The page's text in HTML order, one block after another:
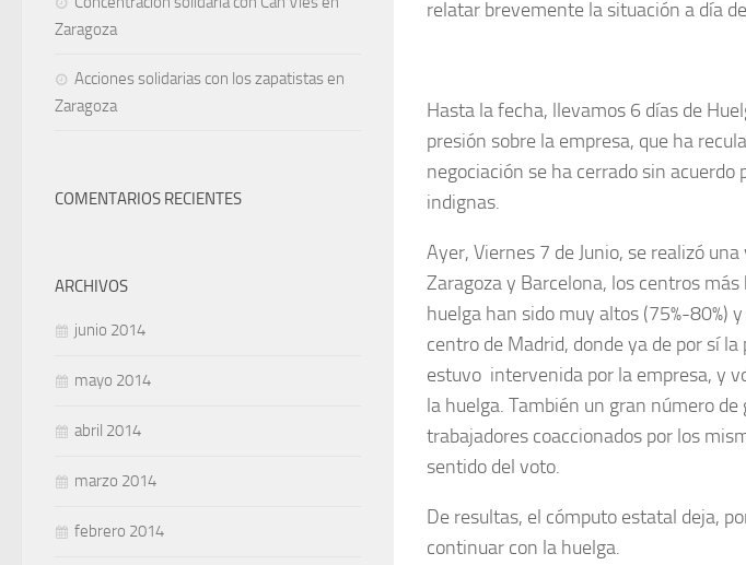
relatar brevemente la situación a día
Hasta la fecha, llevamos 6 días de
presión sobre la empresa, que ha
negociación se ha cerrado sin
indignas.
Ayer, Viernes 7 de Junio, se realizó
Zaragoza y Barcelona, los centros
huelga han sido muy altos (75%-80%)
centro de Madrid, donde ya de por sí
estuvo intervenida por la empresa, y
la huelga. También un gran número
trabajadores coaccionados por los
sentido del voto.
De resultas, el cómputo estatal deja,
continuar con la huelga.
Zaragoza
Acciones solidarias con los zapatistas en
Zaragoza
COMENTARIOS RECIENTES
ARCHIVOS
junio 2014
mayo 2014
abril 2014
marzo 2014
febrero 2014